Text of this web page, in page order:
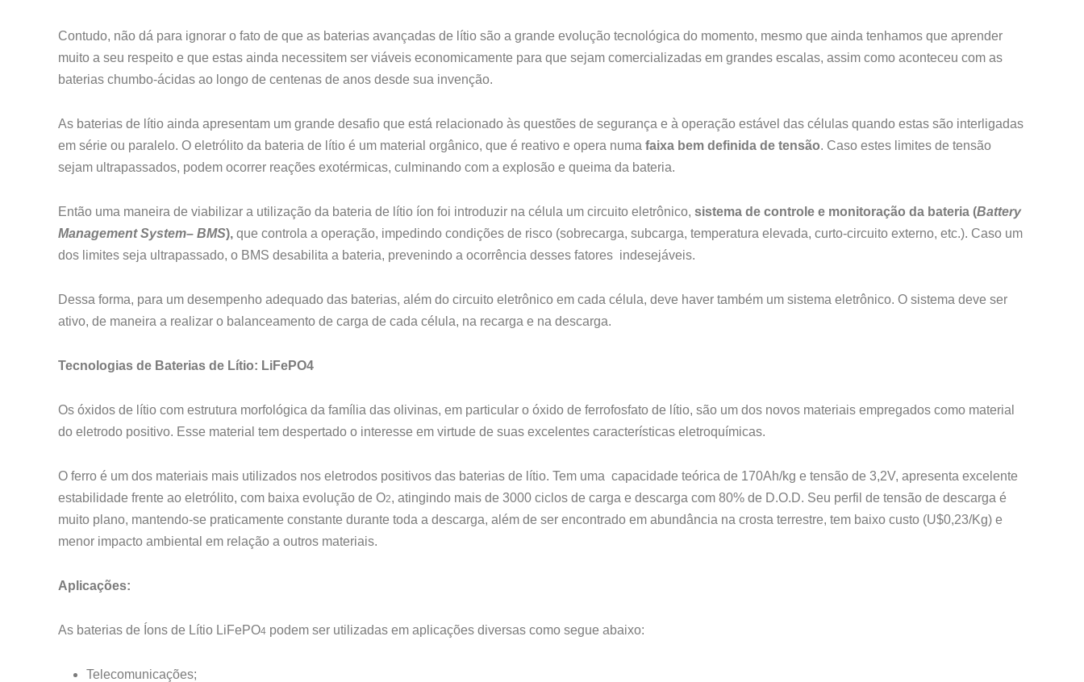
Contudo, não dá para ignorar o fato de que as baterias avançadas de lítio são a grande evolução tecnológica do momento, mesmo que ainda tenhamos que aprender
muito a seu respeito e que estas ainda necessitem ser viáveis economicamente para que sejam comercializadas em grandes escalas, assim como aconteceu com as
baterias chumbo-ácidas ao longo de centenas de anos desde sua invenção.
As baterias de lítio ainda apresentam um grande desafio que está relacionado às questões de segurança e à operação estável das células quando estas são interligadas
em série ou paralelo. O eletrólito da bateria de lítio é um material orgânico, que é reativo e opera numa faixa bem definida de tensão. Caso estes limites de tensão
sejam ultrapassados, podem ocorrer reações exotérmicas, culminando com a explosão e queima da bateria.
Então uma maneira de viabilizar a utilização da bateria de lítio íon foi introduzir na célula um circuito eletrônico, sistema de controle e monitoração da bateria (Battery
Management System– BMS), que controla a operação, impedindo condições de risco (sobrecarga, subcarga, temperatura elevada, curto-circuito externo, etc.). Caso um
dos limites seja ultrapassado, o BMS desabilita a bateria, prevenindo a ocorrência desses fatores indesejáveis.
Dessa forma, para um desempenho adequado das baterias, além do circuito eletrônico em cada célula, deve haver também um sistema eletrônico. O sistema deve ser
ativo, de maneira a realizar o balanceamento de carga de cada célula, na recarga e na descarga.
Tecnologias de Baterias de Lítio: LiFePO4
Os óxidos de lítio com estrutura morfológica da família das olivinas, em particular o óxido de ferrofosfato de lítio, são um dos novos materiais empregados como material
do eletrodo positivo. Esse material tem despertado o interesse em virtude de suas excelentes características eletroquímicas.
O ferro é um dos materiais mais utilizados nos eletrodos positivos das baterias de lítio. Tem uma capacidade teórica de 170Ah/kg e tensão de 3,2V, apresenta excelente
estabilidade frente ao eletrólito, com baixa evolução de O2, atingindo mais de 3000 ciclos de carga e descarga com 80% de D.O.D. Seu perfil de tensão de descarga é
muito plano, mantendo-se praticamente constante durante toda a descarga, além de ser encontrado em abundância na crosta terrestre, tem baixo custo (U$0,23/Kg) e
menor impacto ambiental em relação a outros materiais.
Aplicações:
As baterias de Íons de Lítio LiFePO4 podem ser utilizadas em aplicações diversas como segue abaixo:
Telecomunicações;